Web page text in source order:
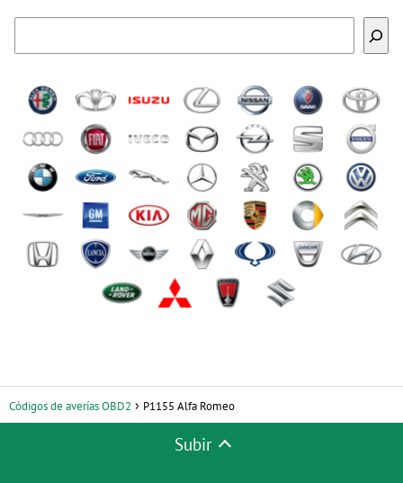
Códigos de averías OBD2 P1155 Alfa Romeo
Subir